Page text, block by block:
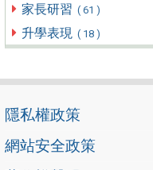
家長研習 ( 61 )
升學表現 ( 18 )
隱私權政策
網站安全政策